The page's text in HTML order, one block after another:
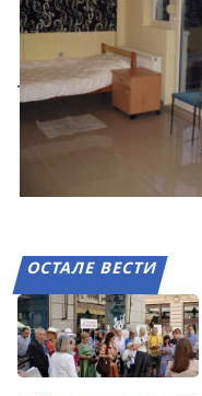
ОСТАЛЕ ВЕСТИ